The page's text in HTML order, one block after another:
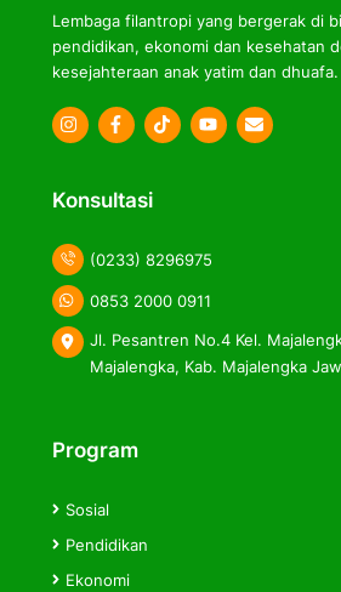
Lembaga filantropi yang bergerak di
pendidikan, ekonomi dan kesehatan
kesejahteraan anak yatim dan dhuafa.
Icon
Icon
Icon
Konsultasi
(0233) 8296975
0853 2000 0911
Jl. Pesantren No.4 Kel.
Majalengka, Kab. Majalengka
Program
Sosial
Pendidikan
Ekonomi